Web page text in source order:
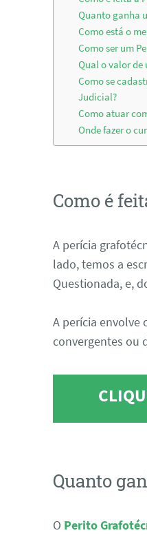
Quanto ganha
Como está o
Como ser um
Qual o valor de
Como se
Judicial?
Como atuar
Onde fazer o
Como é
A perícia
lado, temos a
Questionada, e,
A perícia envolve
convergentes ou
Quanto
O Perito